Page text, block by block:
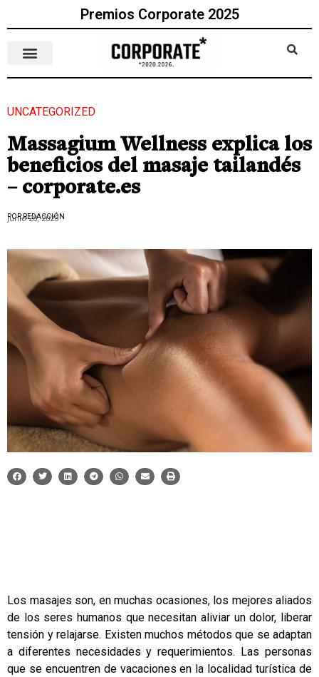
Premios Corporate 2025
UNCATEGORIZED
Massagium Wellness explica los
beneficios del masaje tailandés
– corporate.es
POR REDACCIÓN
junio 28, 2023
Los masajes son, en muchas ocasiones, los mejores aliados
de los seres humanos que necesitan aliviar un dolor, liberar
tensión y relajarse. Existen muchos métodos que se adaptan
a diferentes necesidades y requerimientos. Las personas
que se encuentren de vacaciones en la localidad turística de